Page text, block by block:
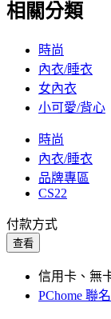
相關分類
時尚
內衣/睡衣
女內衣
小可愛/背心
時尚
內衣/睡衣
品牌專區
CS22
付款方式
查看
信用卡、無
PChome 聯